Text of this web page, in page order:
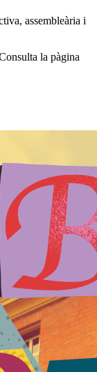
assembleària i
la pàgina